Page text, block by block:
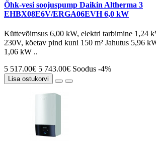
Õhk-vesi soojuspump Daikin Altherma 3
EHBX08E6V/ERGA06EVH 6,0 kW
Küttevõimsus 6,00 kW, elektri tarbimine 1,24
230V, köetav pind kuni 150 m² Jahutus 5,96
1,06 kW ..
5 517.00€ 5 743.00€ Soodus -4%
Lisa ostukorvi